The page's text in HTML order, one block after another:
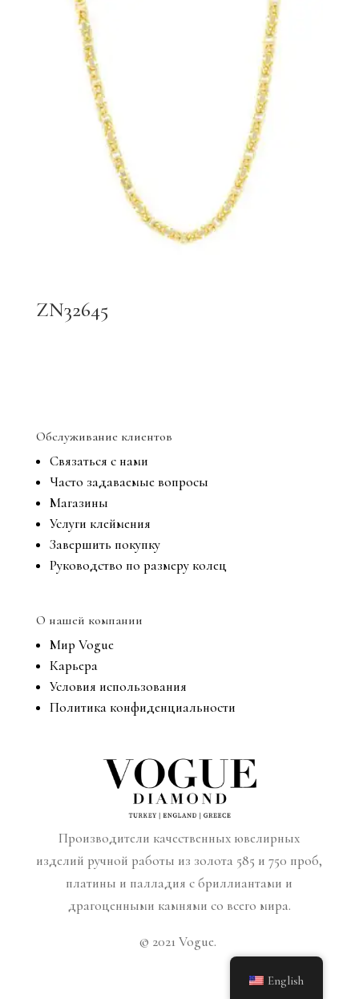
ZN32645
Обслуживание клиентов
Связаться с нами
Часто задаваемые вопросы
Магазины
Услуги клеймения
Завершить покупку
Руководство по размеру колец
О нашей компании
Мир Vogue
Карьера
Условия использования
Политика конфиденциальности
Производители качественных ювелирных
изделий ручной работы из золота 585 и 750 проб,
платины и палладия с бриллиантами и
драгоценными камнями со всего мира.
© 2021 Vogue.
English